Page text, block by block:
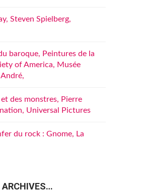
Steven Spielberg,
baroque, Peintures de la
of America, Musée
des monstres, Pierre
Universal Pictures
du rock : Gnome, La
ARCHIVES…